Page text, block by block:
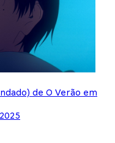
de O Verão em